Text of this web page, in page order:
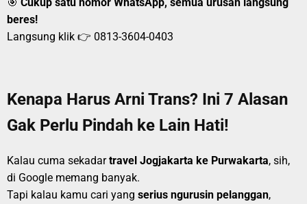
beres!
Langsung klik 👉 0813-3604-0403
Kenapa Harus Arni Trans? Ini 7 Alasan
Gak Perlu Pindah ke Lain Hati!
Kalau cuma sekadartravel Jogjakarta ke Purwakarta, sih,
di Google memang banyak.
Tapi kalau kamu cari yang serius ngurusin pelanggan,